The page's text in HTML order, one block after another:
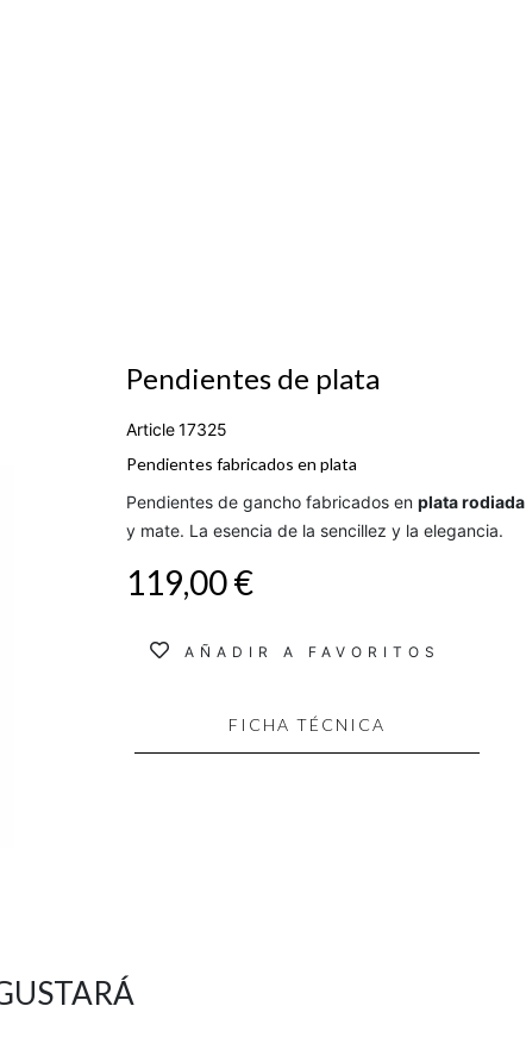
Pendientes de plata
Article17325
Pendientes fabricados en plata
Pendientes de gancho fabricados en plata rodiada
y mate. La esencia de la sencillez y la elegancia.
119,00 €
AÑADIR A FAVORITOS
FICHA TÉCNICA